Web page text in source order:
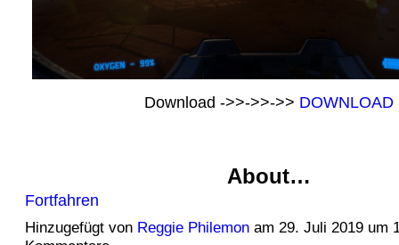
Download ->>->>->> DOWNLOAD
About…
Fortfahren
Hinzugefügt von Reggie Philemonam 29. Juli 2019 um